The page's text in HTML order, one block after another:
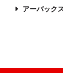
アーバック